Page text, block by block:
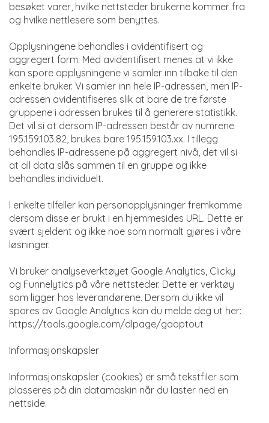
besøket varer, hvilke nettsteder brukerne kommer fra
og hvilke nettlesere som benyttes.
Opplysningene behandles i avidentifisert og
aggregert form. Med avidentifisert menes at vi ikke
kan spore opplysningene vi samler inn tilbake til den
enkelte bruker. Vi samler inn hele IP-adressen, men IP-
adressen avidentifiseres slik at bare de tre første
gruppene i adressen brukes til å generere statistikk.
Det vil si at dersom IP-adressen består av numrene
195.159.103.82, brukes bare 195.159.103.xx. I tillegg
behandles IP-adressene på aggregert nivå, det vil si
at all data slås sammen til en gruppe og ikke
behandles individuelt.
I enkelte tilfeller kan personopplysninger fremkomme
dersom disse er brukt i en hjemmesides URL. Dette er
svært sjeldent og ikke noe som normalt gjøres i våre
løsninger.
Vi bruker analyseverktøyet Google Analytics, Clicky
og Funnelytics på våre nettsteder. Dette er verktøy
som ligger hos leverandørene. Dersom du ikke vil
spores av Google Analytics kan du melde deg ut her:
https://tools.google.com/dlpage/gaoptout
Informasjonskapsler
Informasjonskapsler (cookies) er små tekstfiler som
plasseres på din datamaskin når du laster ned en
nettside.